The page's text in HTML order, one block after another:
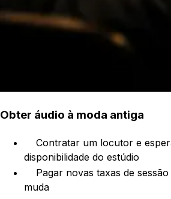
Obter áudio à moda antiga
Contratar um locutor e
disponibilidade do estúdio
Pagar novas taxas de
muda